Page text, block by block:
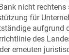
nicht
für
aufgrund
des
erneuten